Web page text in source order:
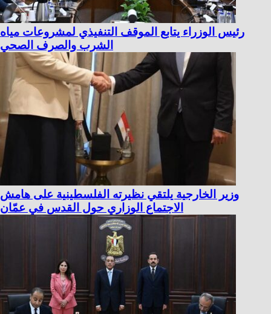
رئيس الوزراء يتابع الموقف التنفيذي لمشروعات مياه
الشرب والصرف الصحي
وزير الخارجية يلتقي نظيرته الفلسطينية على هامش
الاجتماع الوزاري حول القدس في عمّان